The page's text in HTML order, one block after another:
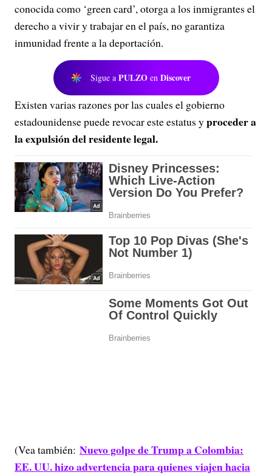
conocida como ‘green card’, otorga a los inmigrantes el
derecho a vivir y trabajar en el país, no garantiza
inmunidad frente a la deportación.
Sigue a PULZO en Discover
Existen varias razones por las cuales el gobierno
estadounidense puede revocar este estatus yproceder a
la expulsión del residente legal.
(Vea también: Nuevo golpe de Trump a Colombia:
EE. UU. hizo advertencia para quienes viajen hacia